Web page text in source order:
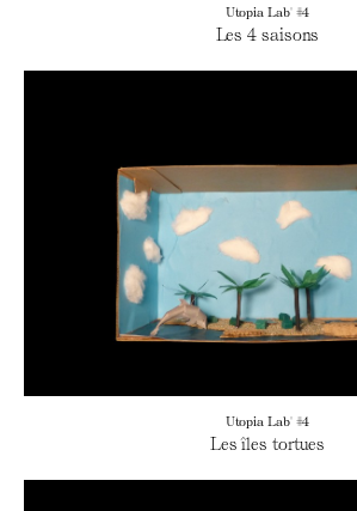
Utopia Lab' #4
Les 4 saisons
Utopia Lab' #4
Les îles tortues